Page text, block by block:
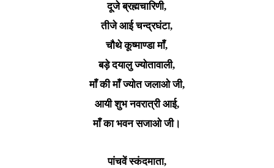
दूजे ब्रह्मचारिणी,
तीजे आई चन्द्रघंटा,
चौथे कूष्माण्डा माँ,
बड़े दयालु ज्योतावाली,
माँ की माँ ज्योत जलाओ जी,
आयी शुभ नवरात्री आई,
माँ का भवन सजाओ जी।
पांचवें स्कंदमाता,